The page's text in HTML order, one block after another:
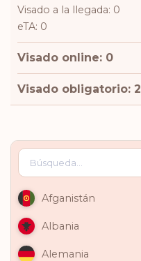
Visado a la llegada: 0
eTA: 0
Visado online: 0
Visado obligatorio:
Afganistán
Albania
Alemania